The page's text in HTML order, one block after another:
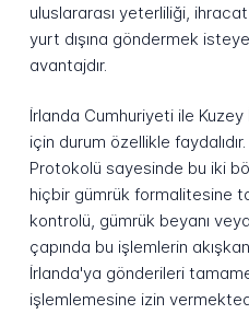
uluslararası yeterliliği,
yurt dışına göndermek
avantajdır.
İrlanda Cumhuriyeti ile
için durum özellikle
Protokolü sayesinde bu iki
hiçbir gümrük formalitesine
kontrolü, gümrük beyanı
çapında bu işlemlerin
İrlanda'ya gönderileri
işlemlemesine izin